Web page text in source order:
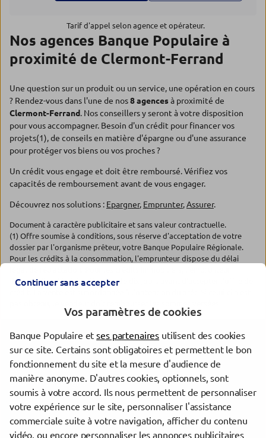
Tarif d'appel selon agence et opérateur.
Nos agences Banque Populaire à
proximité de Clermont-Ferrand
Une question sur un produit ou un service, une opération en cours
? Rendez-vous dans l'une de nos8 agencesà proximité de
Clermont-Ferrand. Nos conseillers y seront à votre disposition
pour vous accompagner. Besoin d'un crédit pour financer vos
projets(1), de conseils en matière d'épargne ou d'une assurance
pour protéger vos biens ou vos proches ?
Un crédit vous engage et doit être remboursé. Vérifiez vos
capacités de remboursement avant de vous engager.
Découvrez nos solutions : Epargner, Emprunter,Assurer.
Document à caractère publicitaire et sans valeur contractuelle.
(1) Offre soumise à conditions, sous réserve d'acceptation de votre
dossier par l'organisme prêteur, votre Banque Populaire Régionale.
Pour les crédits à la consommation, l'emprunteur dispose du délai
dispose d'un délai de réflexion de dix jours avant d'accepter l'offre de
Les agences Banque Populaire dans les villes à proximité
Clermont-Ferrand
Cournon-d'Auvergne
Vichy
Continuer sans accepter
Vos paramètres de cookies
Banque Populaire etses partenaires utilisent des cookies
sur ce site. Certains sont obligatoires et permettent le bon
fonctionnement du site et la mesure d'audience de
manière anonyme. D'autres cookies, optionnels, sont
soumis à votre accord. Ils nous permettent de personnaliser
votre expérience sur le site, personnaliser l'assistance
commerciale suite à votre navigation, afficher du contenu
vidéo, ou encore personnaliser les annonces publicitaires